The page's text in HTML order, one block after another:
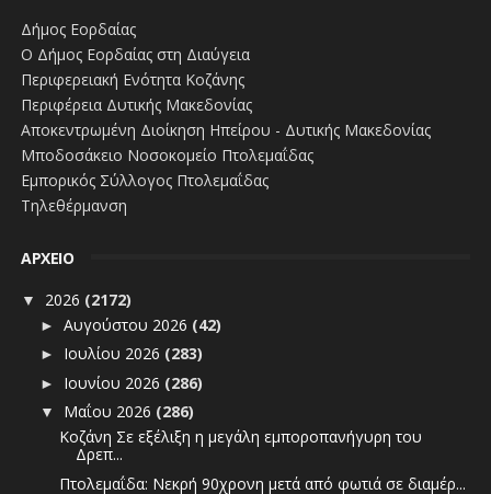
Δήμος Εορδαίας
Ο Δήμος Εορδαίας στη Διαύγεια
Περιφερειακή Ενότητα Κοζάνης
Περιφέρεια Δυτικής Μακεδονίας
Αποκεντρωμένη Διοίκηση Ηπείρου - Δυτικής Μακεδονίας
Μποδοσάκειο Νοσοκομείο Πτολεμαΐδας
Εμπορικός Σύλλογος Πτολεμαΐδας
Τηλεθέρμανση
ΑΡΧΕΙΟ
▼ 2026 (2172)
► Αυγούστου 2026 (42)
► Ιουλίου 2026 (283)
► Ιουνίου 2026 (286)
▼ Μαΐου 2026 (286)
Κοζάνη Σε εξέλιξη η μεγάλη εμποροπανήγυρη του
Δρεπ...
Πτολεμαΐδα: Νεκρή 90χρονη μετά από φωτιά σε διαμέρ...